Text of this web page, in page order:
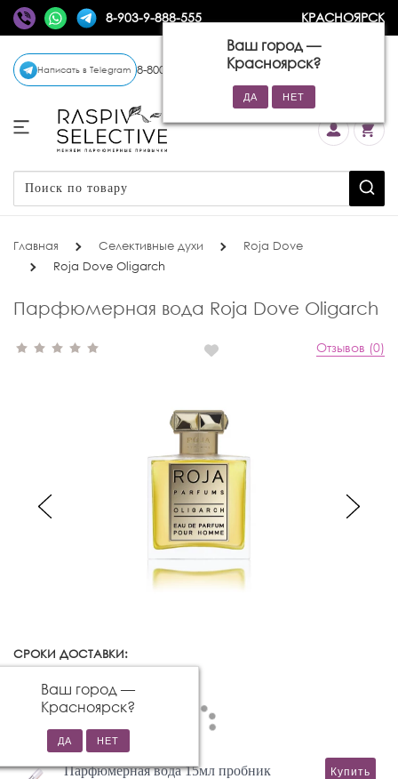
8-903-9-888-555 КРАСНОЯРСК
Ваш город —
Красноярск?
Написать в Telegram 8-800-770-72-34 (бесплатно)
Главная Селективные духи
Roja Dove
Roja Dove Oligarch
Парфюмерная вода Roja Dove Oligarch
Отзывов (0)
СРОКИ ДОСТАВКИ:
Ваш город —
Красноярск?
Парфюмерная вода 15мл пробник Купить